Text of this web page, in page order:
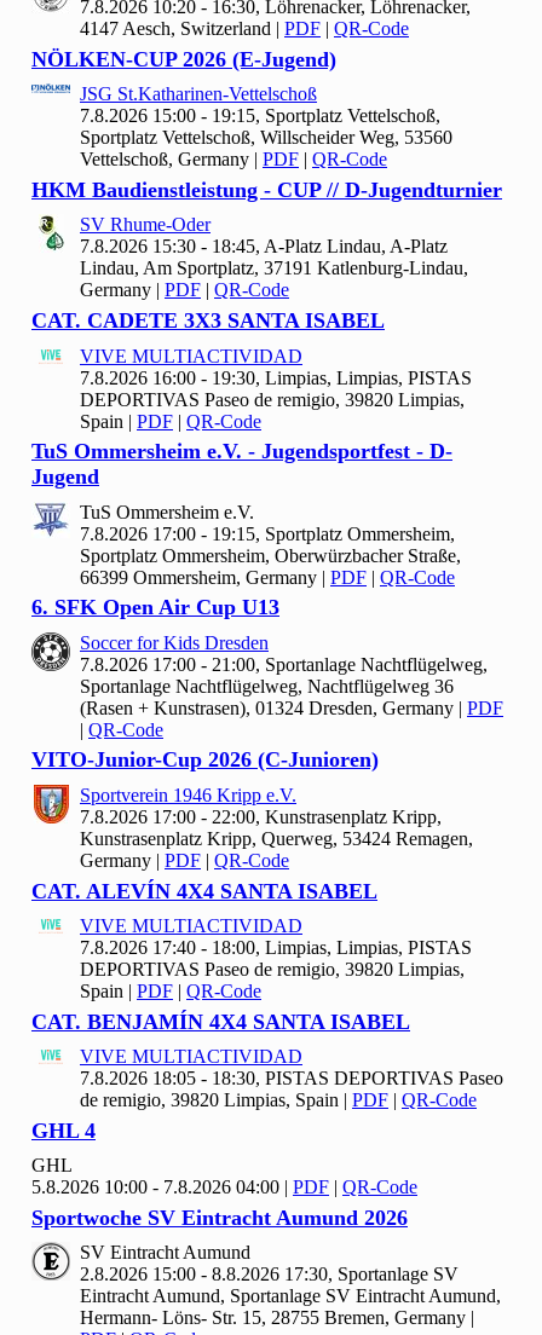
7.8.2026 10:20 - 16:30, Löhrenacker, Löhrenacker,
4147 Aesch, Switzerland | PDF | QR-Code
NÖLKEN-CUP 2026 (E-Jugend)
JSG St.Katharinen-Vettelschoß
7.8.2026 15:00 - 19:15, Sportplatz Vettelschoß,
Sportplatz Vettelschoß, Willscheider Weg, 53560
Vettelschoß, Germany | PDF | QR-Code
HKM Baudienstleistung - CUP // D-Jugendturnier
SV Rhume-Oder
7.8.2026 15:30 - 18:45, A-Platz Lindau, A-Platz
Lindau, Am Sportplatz, 37191 Katlenburg-Lindau,
Germany
PDF QR-Code
CAT. CADETE 3X3 SANTA ISABEL
VIVE MULTIACTIVIDAD
7.8.2026 16:00 - 19:30, Limpias, Limpias, PISTAS
DEPORTIVAS Paseo de remigio, 39820 Limpias,
Spain | PDF | QR-Code
TuS Ommersheim e.V. - Jugendsportfest - D-
Jugend
TuS Ommersheim e.V.
7.8.2026 17:00 - 19:15, Sportplatz Ommersheim,
Sportplatz Ommersheim, Oberwürzbacher Straße,
66399 Ommersheim, Germany | PDF | QR-Code
6. SFK Open Air Cup U13
Soccer for Kids Dresden
7.8.2026 17:00 - 21:00, Sportanlage Nachtflügelweg,
Sportanlage Nachtflügelweg, Nachtflügelweg 36
(Rasen + Kunstrasen), 01324 Dresden, Germany | PDF
| QR-Code
VITO-Junior-Cup 2026 (C-Junioren)
Sportverein 1946 Kripp e.V.
7.8.2026 17:00 - 22:00, Kunstrasenplatz Kripp,
Kunstrasenplatz Kripp, Querweg, 53424 Remagen,
Germany | PDF | QR-Code
CAT. ALEVÍN 4X4 SANTA ISABEL
VIVE MULTIACTIVIDAD
7.8.2026 17:40 - 18:00, Limpias, Limpias, PISTAS
DEPORTIVAS Paseo de remigio, 39820 Limpias,
Spain | PDF | QR-Code
CAT. BENJAMÍN 4X4 SANTA ISABEL
VIVE MULTIACTIVIDAD
7.8.2026 18:05 - 18:30, PISTAS DEPORTIVAS Paseo
de remigio, 39820 Limpias, Spain | PDF | QR-Code
GHL 4
GHL
5.8.2026 10:00 - 7.8.2026 04:00 | PDF | QR-Code
Sportwoche SV Eintracht Aumund 2026
SV Eintracht Aumund
2.8.2026 15:00 - 8.8.2026 17:30, Sportanlage SV
Eintracht Aumund, Sportanlage SV Eintracht Aumund,
Hermann- Löns- Str. 15, 28755 Bremen, Germany |